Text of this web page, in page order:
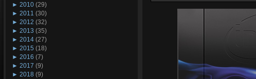
► 2010 (29)
► 2011 (30)
► 2012 (32)
► 2013 (35)
► 2014 (27)
► 2015 (18)
► 2016 (7)
► 2017 (9)
► 2018 (9)